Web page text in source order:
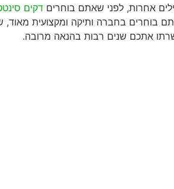
אחרות, לפני שאתם בוחרים דקים
בוחרים בחברה ותיקה ומקצועית
אתכם שנים רבות בהנאה מרובה.